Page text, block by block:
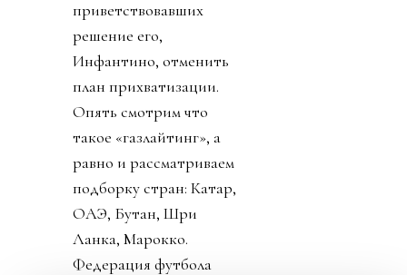
приветствовавших
решение его,
Инфантино, отменить
план прихватизации.
Опять смотрим что
такое «газлайтинг», а
равно и рассматриваем
подборку стран: Катар,
ОАЭ, Бутан, Шри
Ланка, Марокко.
Федерация футбола